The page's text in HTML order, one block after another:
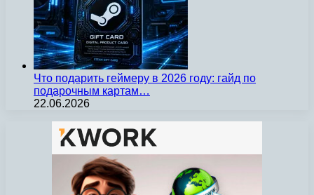
Что подарить геймеру в 2026 году: гайд по
подарочным картам…
22.06.2026